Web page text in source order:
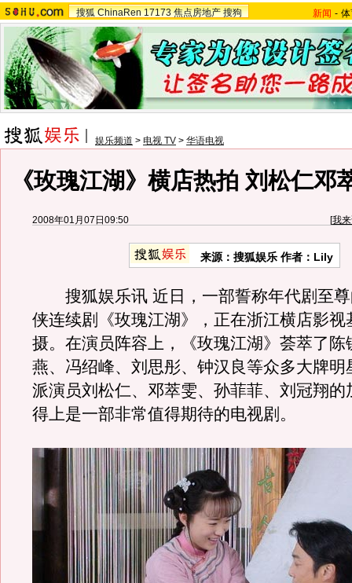
搜狐 ChinaRen 17173 焦点房地产 搜狗 新闻 -
娱乐频道 > 电视 TV > 华语电视
《玫瑰江湖》横店热拍 刘松仁邓
2008年01月07日09:50 [我
来源：搜狐娱乐 作者：Lily
搜狐娱乐讯 近日 ，一部誓称年代剧至
侠连续剧《玫瑰江湖》，正在浙江横店影视
摄。在演员阵容上，《玫瑰江湖》荟萃了陈
燕、冯绍峰、刘思彤、钟汉良等众多大牌明
派演员刘松仁、邓萃雯、孙菲菲、刘冠翔的
得上是一部非常值得期待的电视剧。